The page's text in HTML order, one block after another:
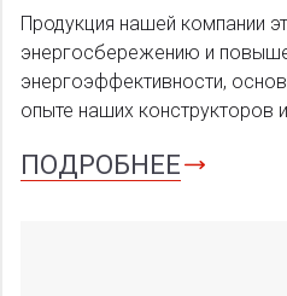
Продукция нашей компании
энергосбережению и
энергоэффективности,
опыте наших конструкторов и
ПОДРОБНЕЕ